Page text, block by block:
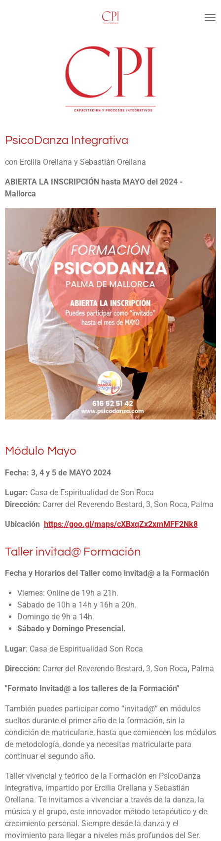
PsicoDanza Integrativa
con Ercilia Orellana y Sebastián Orellana
ABIERTA LA INSCRIPCIÓN hasta MAYO del 2024 -
Mallorca
Módulo Mayo
Fecha: 3, 4 y 5 de MAYO 2024
Lugar: Casa de Espiritualidad de Son Roca
Dirección: Carrer del Reverendo Bestard, 3, Son Roca, Palma
Ubicación https://goo.gl/maps/cXBxqZx2xmMFF2Nk8
Taller invitad@ Formación
Fecha y Horarios del Taller como invitad@ a la Formación
Viernes: Online de 19h a 21h.
Sábado de 10h a 14h y 16h a 20h.
Domingo de 9h a 14h.
Sábado y Domingo Presencial.
Lugar: Casa de Espiritualidad Son Roca
Dirección: Carrer del Reverendo Bestard, 3, Son Roca, Palma
"Formato Invitad@ a los talleres de la Formación"
También puedes participar como “invitad@” en módulos
sueltos durante el primer año de la formación, sin la
condición de matricularte, hasta que comiencen los módulos
de metodología, donde ya necesitas matricularte para
continuar el segundo año.
Taller vivencial y teórico de la Formación en PsicoDanza
Integrativa, impartido por Ercilia Orellana y Sebastián
Orellana. Te invitamos a vivenciar a través de la danza, la
música y el grupo, este innovador método terapéutico y de
crecimiento personal. Siempre desde la danza y el
movimiento para llegar a niveles más profundos del Ser.